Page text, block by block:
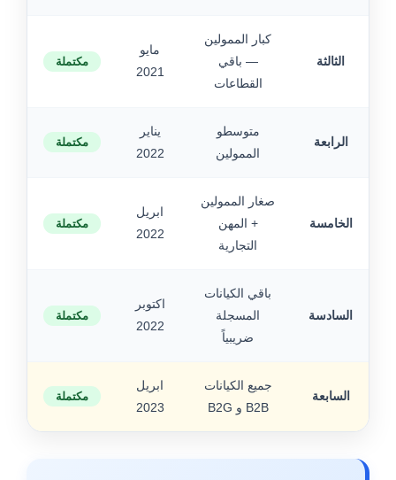
الثالثة
كبار الممولين
— باقي
القطاعات
مايو
2021
مكتملة
الرابعة
متوسطو
الممولين
يناير
2022
مكتملة
الخامسة
صغار الممولين
+ المهن
التجارية
ابريل
2022
مكتملة
السادسة
باقي الكيانات
المسجلة
ضريبياً
اكتوبر
2022
مكتملة
السابعة
جميع الكيانات
B2B و B2G
ابريل
2023
مكتملة